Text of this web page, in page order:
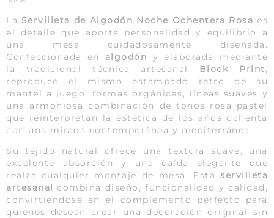
La Servilleta de Algodón Noche Ochentera Rosa es
el detalle que aporta personalidad y equilibrio a
una mesa cuidadosamente diseñada.
Confeccionada en algodón y elaborada mediante
la tradicional técnica artesanal Block Print,
reproduce el mismo estampado retro de su
mantel a juego: formas orgánicas, líneas suaves y
una armoniosa combinación de tonos rosa pastel
que reinterpretan la estética de los años ochenta
con una mirada contemporánea y mediterránea.
Su tejido natural ofrece una textura suave, una
excelente absorción y una caída elegante que
realza cualquier montaje de mesa. Esta servilleta
artesanal combina diseño, funcionalidad y calidad,
convirtiéndose en el complemento perfecto para
quienes desean crear una decoración original sin